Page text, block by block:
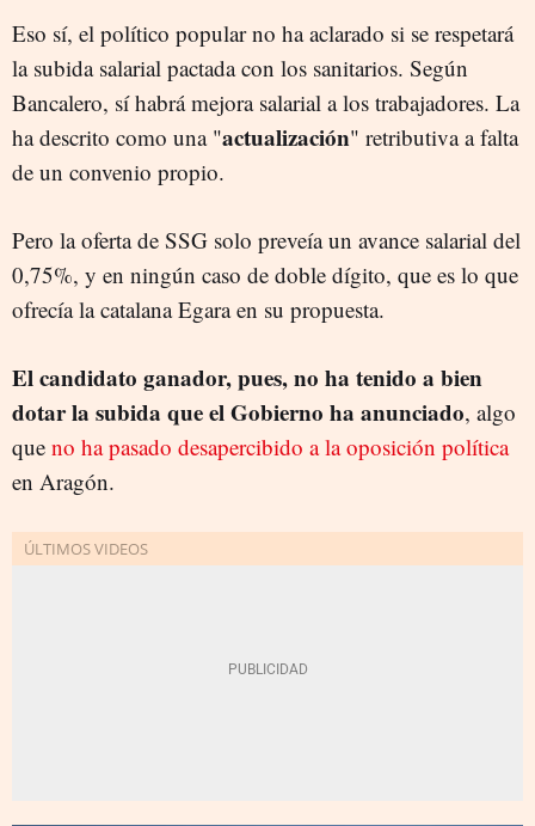
Eso sí, el político popular no ha aclarado si se respetará
la subida salarial pactada con los sanitarios. Según
Bancalero, sí habrá mejora salarial a los trabajadores. La
ha descrito como una "actualización" retributiva a falta
de un convenio propio.
Pero la oferta de SSG solo preveía un avance salarial del
0,75%, y en ningún caso de doble dígito, que es lo que
ofrecía la catalana Egara en su propuesta.
El candidato ganador, pues, no ha tenido a bien
dotar la subida que el Gobierno ha anunciado, algo
que no ha pasado desapercibido a la oposición política
en Aragón.